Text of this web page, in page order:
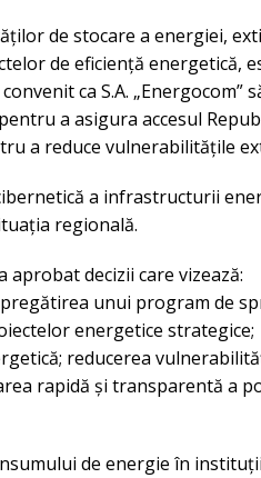
de stocare a energiei,
de eficiență energetică,
ca S.A. „Energocom”
a asigura accesul
a reduce vulnerabilitățile
a infrastructurii
regională.
decizii care vizează:
unui program de
energetice strategice;
reducerea
rapidă și transparentă a
de energie în